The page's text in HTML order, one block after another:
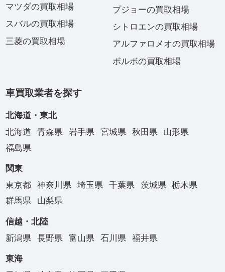
マツダの買取相場
スバルの買取相場
三菱の買取相場
プジョーの買取相場
シトロエンの買取相場
アルファロメオの買取相場
ボルボの買取相場
車買取業者を探す
北海道・東北
北海道
青森県 岩手県 宮城県 秋田県
山形県
福島県
関東
東京都
神奈川県 埼玉県 千葉県 茨城県
栃木県
群馬県
山梨県
信越・北陸
新潟県
長野県 富山県 石川県 福井県
東海